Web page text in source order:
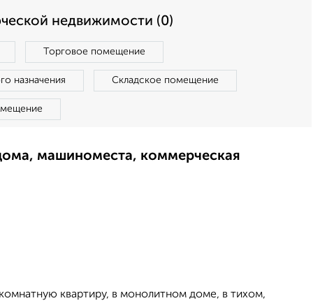
недвижимости (0)
Торговое помещение
назначения Складское помещение
машиноместа, коммерческая
квартиру, в монолитном доме, в тихом,